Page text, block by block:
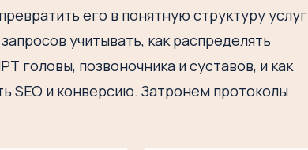
его в понятную структуру услуг
учитывать, как распределять
головы, позвоночника и суставов, и как
SEO и конверсию. Затронем протоколы